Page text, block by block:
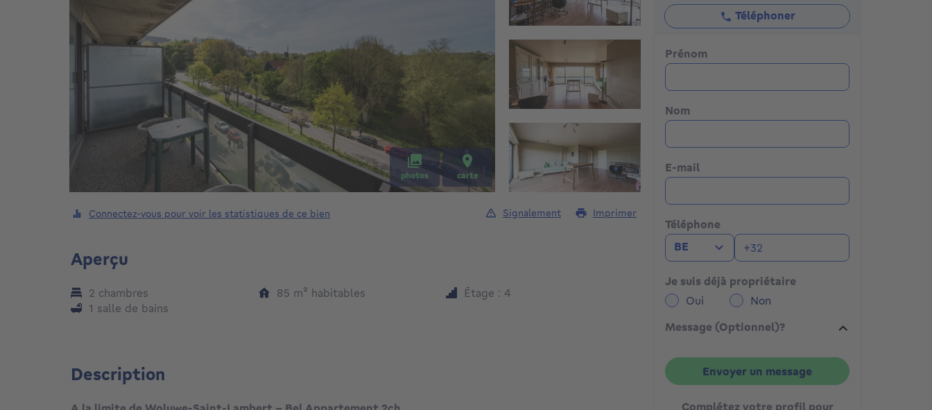
photos carte
Téléphoner
Prénom
Nom
E-mail
Téléphone
BE
Je suis déjà propriétaire
Oui
Non
Message (Optionnel)?
Envoyer un message
Complétez votre profil pour
Connectez-vous pour voir les statistiques de ce bien Signalement Imprimer
Aperçu
2 chambres
1 salle de bains
85 m² mètres carrés
habitables Étage : 4
Description